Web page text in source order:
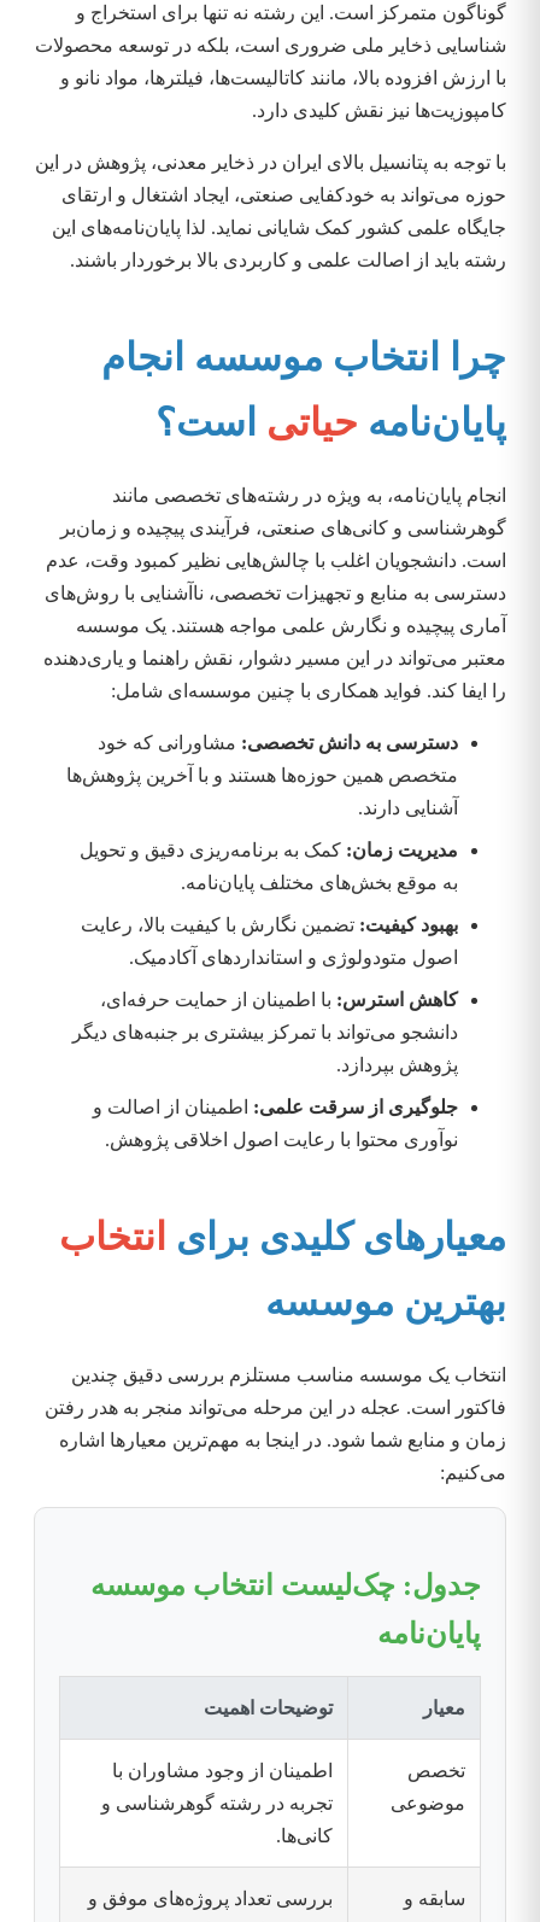
گوناگون متمرکز است. این رشته نه تنها برای استخراج و
شناسایی ذخایر ملی ضروری است، بلکه در توسعه محصولات
با ارزش افزوده بالا، مانند کاتالیست‌ها، فیلترها، مواد نانو و
کامپوزیت‌ها نیز نقش کلیدی دارد.
با توجه به پتانسیل بالای ایران در ذخایر معدنی، پژوهش در این
حوزه می‌تواند به خودکفایی صنعتی، ایجاد اشتغال و ارتقای
جایگاه علمی کشور کمک شایانی نماید. لذا پایان‌نامه‌های این
رشته باید از اصالت علمی و کاربردی بالا برخوردار باشند.
چرا انتخاب موسسه انجام
پایان‌نامه حیاتی است؟
انجام پایان‌نامه، به ویژه در رشته‌های تخصصی مانند
گوهرشناسی و کانی‌های صنعتی، فرآیندی پیچیده و زمان‌بر
است. دانشجویان اغلب با چالش‌هایی نظیر کمبود وقت، عدم
دسترسی به منابع و تجهیزات تخصصی، ناآشنایی با روش‌های
آماری پیچیده و نگارش علمی مواجه هستند. یک موسسه
معتبر می‌تواند در این مسیر دشوار، نقش راهنما و یاری‌دهنده
را ایفا کند. فواید همکاری با چنین موسسه‌ای شامل:
دسترسی به دانش تخصصی: مشاورانی که خود
متخصص همین حوزه‌ها هستند و با آخرین پژوهش‌ها
آشنایی دارند.
مدیریت زمان: کمک به برنامه‌ریزی دقیق و تحویل
به موقع بخش‌های مختلف پایان‌نامه.
بهبود کیفیت: تضمین نگارش با کیفیت بالا، رعایت
اصول متودولوژی و استانداردهای آکادمیک.
کاهش استرس: با اطمینان از حمایت حرفه‌ای،
دانشجو می‌تواند با تمرکز بیشتری بر جنبه‌های دیگر
پژوهش بپردازد.
جلوگیری از سرقت علمی: اطمینان از اصالت و
نوآوری محتوا با رعایت اصول اخلاقی پژوهش.
معیار‌های کلیدی برای انتخاب
بهترین موسسه
انتخاب یک موسسه مناسب مستلزم بررسی دقیق چندین
فاکتور است. عجله در این مرحله می‌تواند منجر به هدر رفتن
زمان و منابع شما شود. در اینجا به مهم‌ترین معیارها اشاره
می‌کنیم:
جدول: چک‌لیست انتخاب موسسه
پایان‌نامه
معیار توضیحات اهمیت
تخصص
موضوعی
اطمینان از وجود مشاوران با
تجربه در رشته گوهرشناسی و
کانی‌ها.
سابقه و
بررسی تعداد پروژه‌های موفق و